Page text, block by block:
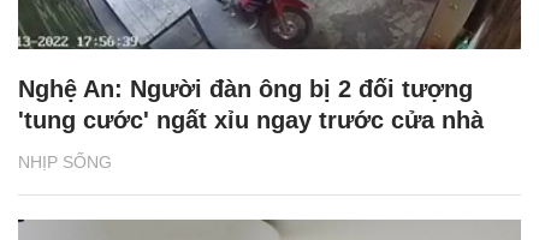
NHỊP SỐNG
Nghệ An: Người đàn ông bị 2 đối tượng
'tung cước' ngất xỉu ngay trước cửa nhà